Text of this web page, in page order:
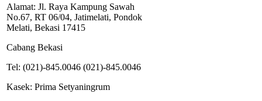
Alamat: Jl. Raya Kampung Sawah
No.67, RT 06/04, Jatimelati, Pondok
Melati, Bekasi 17415
Cabang Bekasi
Tel: (021)-845.0046 (021)-845.0046
Kasek: Prima Setyaningrum